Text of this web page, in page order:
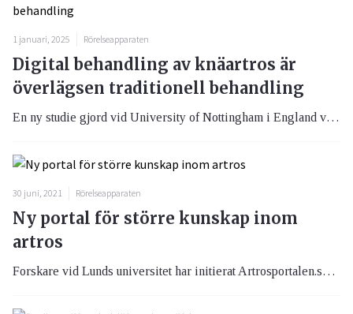
1 januari, 2025 Rörelseapparaten
Digital behandling av knäartros är
överlägsen traditionell behandling
En ny studie gjord vid University of Nottingham i England visar bland annat att patienter som genomgick digital behandling minskade sin smärta med 41 procent medan samma siffra för patienter som fick traditionell behandling endast hamnade på 6 procent.
30 juni, 2021 Rörelseapparaten
Ny portal för större kunskap inom
artros
Forskare vid Lunds universitet har initierat Artrosportalen.se för att förmedla korrekt och uppdaterad information om ledsjukdomen artros direkt till patienter, anhöriga eller andra intresserade i allmänheten.